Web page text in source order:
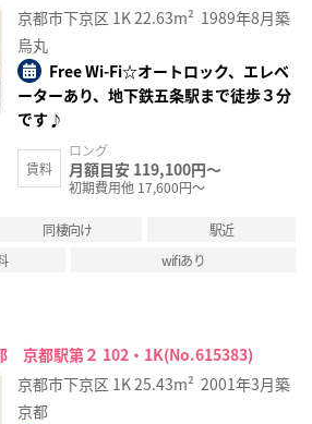
京都市下京区 1K22.63m² 1989年8月築
烏丸
Free Wi-Fi☆オートロック、エレベ
ーターあり、地下鉄五条駅まで徒歩３分
です♪
賃料
ロング
月額目安 119,100円～
初期費用他 17,600円～
同棲向け
駅近
wifiあり
京都駅第２ 102・1K(No.615383)
京都市下京区 1K25.43m² 2001年3月築
京都